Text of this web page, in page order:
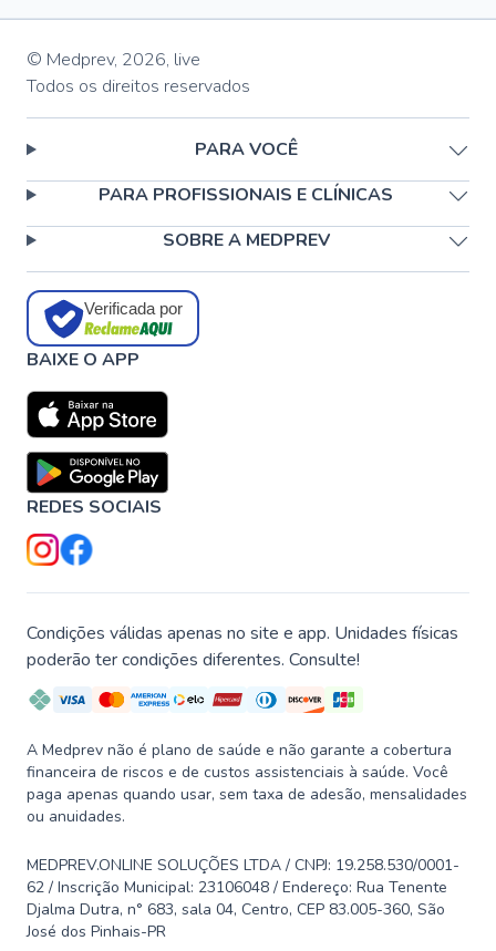
© Medprev, 2026, live
Todos os direitos reservados
PARA VOCÊ
PARA PROFISSIONAIS E CLÍNICAS
SOBRE A MEDPREV
Verificada por
BAIXE O APP
REDES SOCIAIS
Condições válidas apenas no site e app. Unidades físicas
poderão ter condições diferentes. Consulte!
A Medprev não é plano de saúde e não garante a cobertura
financeira de riscos e de custos assistenciais à saúde. Você
paga apenas quando usar, sem taxa de adesão, mensalidades
ou anuidades.
MEDPREV.ONLINE SOLUÇÕES LTDA / CNPJ: 19.258.530/0001-
62 / Inscrição Municipal: 23106048 / Endereço: Rua Tenente
Djalma Dutra, n° 683, sala 04, Centro, CEP 83.005-360, São
José dos Pinhais-PR